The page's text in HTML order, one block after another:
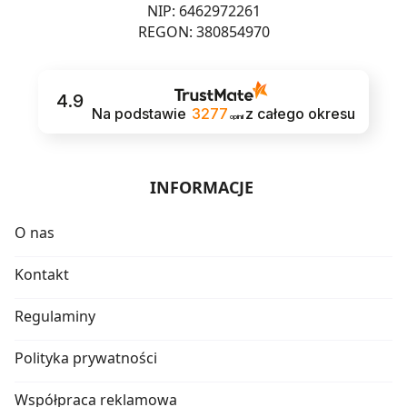
NIP: 6462972261
REGON: 380854970
4.9
Na podstawie 3277 opinii z całego okresu
INFORMACJE
O nas
Kontakt
Regulaminy
Polityka prywatności
Współpraca reklamowa